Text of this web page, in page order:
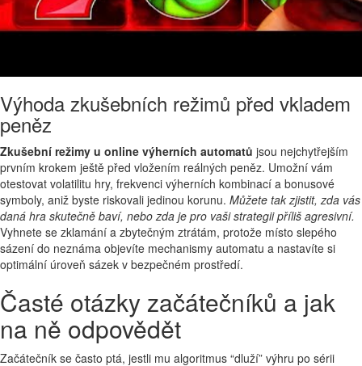
Výhoda zkušebních režimů před vkladem
peněz
Zkušební režimy u online výherních automatů jsou nejchytřejším
prvním krokem ještě před vložením reálných peněz. Umožní vám
otestovat volatilitu hry, frekvenci výherních kombinací a bonusové
symboly, aniž byste riskovali jedinou korunu. Můžete tak zjistit, zda vás
daná hra skutečně baví, nebo zda je pro vaši strategii příliš agresivní.
Vyhnete se zklamání a zbytečným ztrátám, protože místo slepého
sázení do neznáma objevíte mechanismy automatu a nastavíte si
optimální úroveň sázek v bezpečném prostředí.
Časté otázky začátečníků a jak
na ně odpovědět
Začátečník se často ptá, jestli mu algoritmus “dluží” výhru po sérii